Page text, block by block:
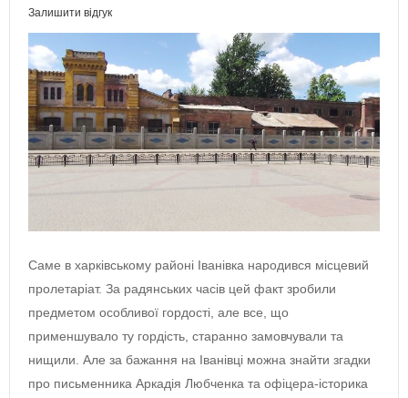
Залишити відгук
Саме в харківському районі Іванівка народився місцевий
пролетаріат. За радянських часів цей факт зробили
предметом особливої гордості, але все, що
применшувало ту гордість, старанно замовчували та
нищили. Але за бажання на Іванівці можна знайти згадки
про письменника Аркадія Любченка та офіцера-історика